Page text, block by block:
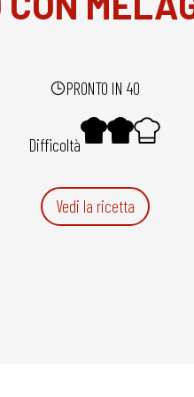
PRONTO IN 40
Difficoltà
Vedi la ricetta